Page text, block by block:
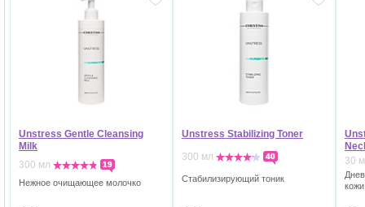
Unstress Gentle Cleansing
Milk
300 мл
19
Нежное очищающее молочко
Unstress Stabilizing Toner
300 мл
40
Стабилизирующий тоник
30